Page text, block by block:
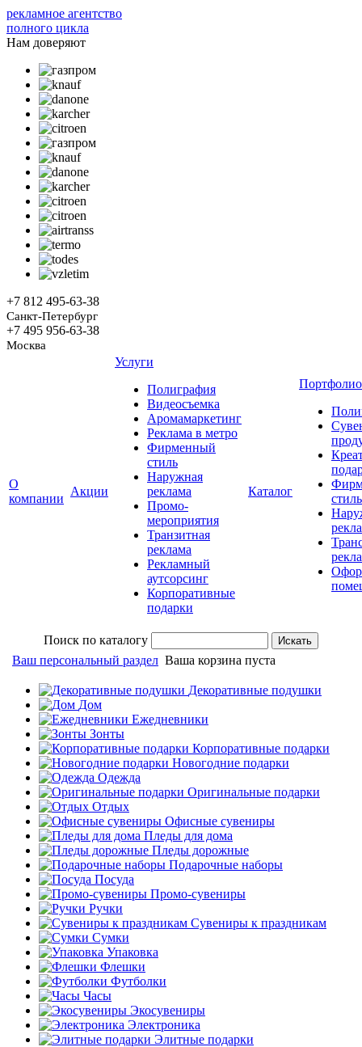
рекламное агентство
полного цикла
Нам доверяют
+7 812 495-63-38
Санкт-Петербург
+7 495 956-63-38
Москва
О
компании
Акции
Услуги
Полиграфия
Видеосъемка
Аромамаркетинг
Реклама в метро
Фирменный
стиль
Наружная
реклама
Промо-
мероприятия
Транзитная
реклама
Рекламный
аутсорсинг
Корпоративные
подарки
Каталог
Портфолио
стиль
Поиск по каталогу
Ваш персональный раздел Ваша корзина пуста
Декоративные подушки
Дом
Ежедневники
Зонты
Корпоративные подарки
Новогодние подарки
Одежда
Оригинальные подарки
Отдых
Офисные сувениры
Пледы для дома
Пледы дорожные
Подарочные наборы
Посуда
Промо-сувениры
Ручки
Сувениры к праздникам
Сумки
Упаковка
Флешки
Футболки
Часы
Экосувениры
Электроника
Элитные подарки